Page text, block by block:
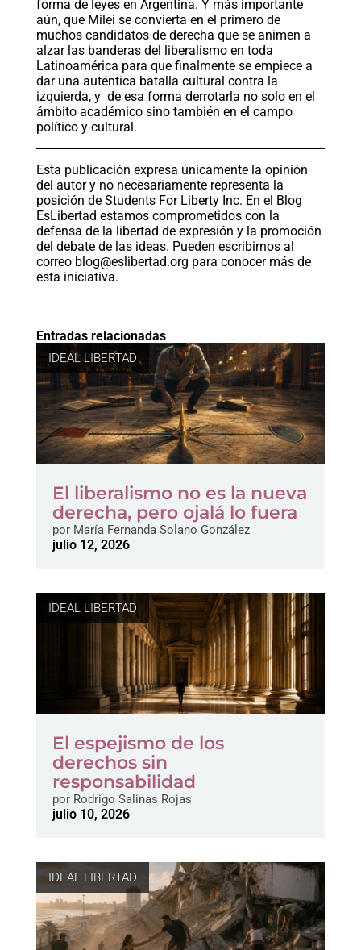
forma de leyes en Argentina. Y más importante
aún, que Milei se convierta en el primero de
muchos candidatos de derecha que se animen a
alzar las banderas del liberalismo en toda
Latinoamérica para que finalmente se empiece a
dar una auténtica batalla cultural contra la
izquierda, y de esa forma derrotarla no solo en el
ámbito académico sino también en el campo
político y cultural.
Esta publicación expresa únicamente la opinión
del autor y no necesariamente representa la
posición de Students For Liberty Inc. En el Blog
EsLibertad estamos comprometidos con la
defensa de la libertad de expresión y la promoción
del debate de las ideas. Pueden escribirnos al
correo blog@eslibertad.org para conocer más de
esta iniciativa.
Entradas relacionadas
IDEAL LIBERTAD
El liberalismo no es la nueva
derecha, pero ojalá lo fuera
porMaría Fernanda Solano González
julio 12, 2026
IDEAL LIBERTAD
El espejismo de los
derechos sin
responsabilidad
porRodrigo Salinas Rojas
julio 10, 2026
IDEAL LIBERTAD